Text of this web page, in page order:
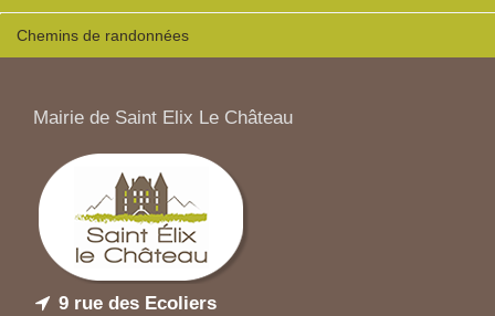
Chemins de randonnées
Mairie de Saint Elix Le Château
9 rue des Ecoliers